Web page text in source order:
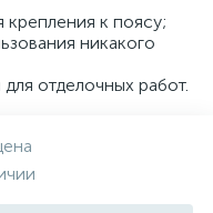
к поясу;
никакого
отделочных работ.